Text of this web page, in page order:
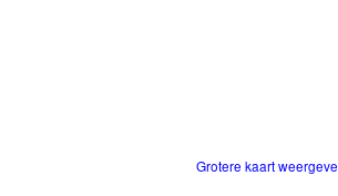
Grotere kaart